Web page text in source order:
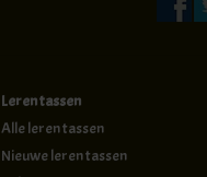
Leren tassen
Alle leren tassen
Nieuwe leren tassen